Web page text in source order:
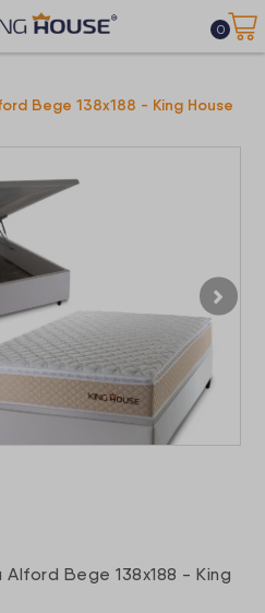
0
Bege 138x188 - King House
Bege 138x188 - King